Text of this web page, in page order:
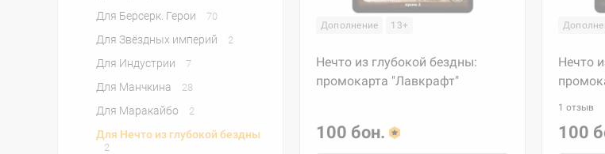
Для Берсерк. Герои 70
Для Звёздных империй 2
Для Индустрии 7
Для Манчкина 28
Для Маракайбо 2
Для Нечто из глубокой бездны
2
Дополнение 13+
Нечто из глубокой бездны:
промокарта "Лавкрафт"
100 бон.
Нечто
1 отзыв
100